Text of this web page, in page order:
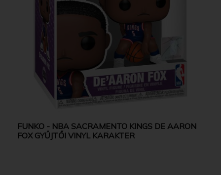
FUNKO - NBA SACRAMENTO KINGS DE AARON
FOX GYŰJTŐI VINYL KARAKTER